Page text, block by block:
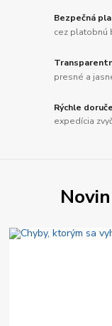
Bezpečná
cez platobnú
presné a
Rýchle
expedícia